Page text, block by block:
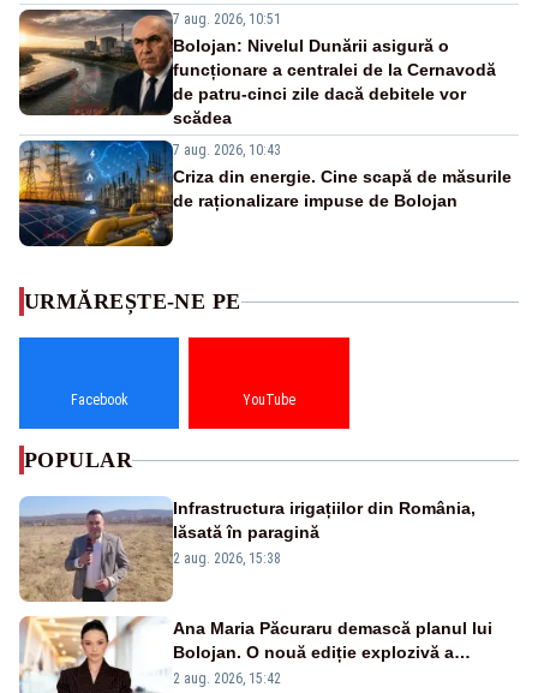
7 aug. 2026, 10:51
Bolojan: Nivelul Dunării asigură o
funcționare a centralei de la Cernavodă
de patru-cinci zile dacă debitele vor
scădea
7 aug. 2026, 10:43
Criza din energie. Cine scapă de măsurile
de raționalizare impuse de Bolojan
URMĂREȘTE-NE PE
Facebook YouTube
POPULAR
Infrastructura irigațiilor din România,
lăsată în paragină
2 aug. 2026, 15:38
Ana Maria Păcuraru demască planul lui
Bolojan. O nouă ediție explozivă a
emisiunii „Miza Zilei” la Realitatea PLUS
2 aug. 2026, 15:42